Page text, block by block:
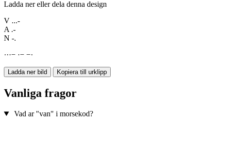
Ladda ner eller dela denna design
V ...-
A .-
N -.
···− ·− −·
Ladda ner bild Kopiera till urklipp
Vanliga fragor
Vad ar "van" i morsekod?